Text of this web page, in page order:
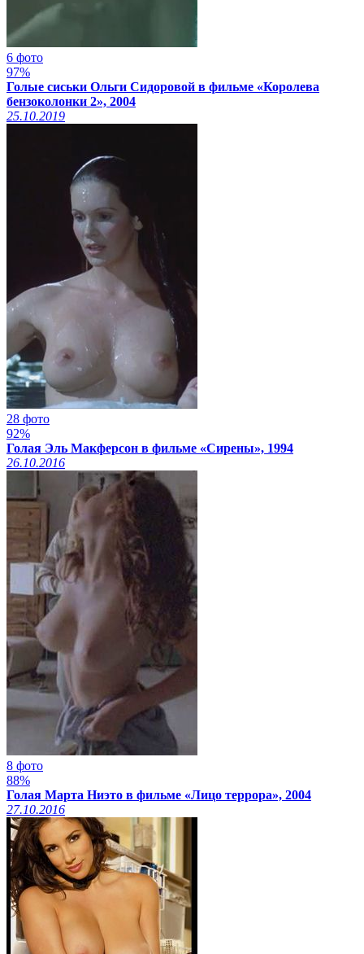
6 фото
97%
Голые сиськи Ольги Сидоровой в фильме «Королева
бензоколонки 2», 2004
25.10.2019
28 фото
92%
Голая Эль Макферсон в фильме «Сирены», 1994
26.10.2016
8 фото
88%
Голая Марта Ниэто в фильме «Лицо террора», 2004
27.10.2016